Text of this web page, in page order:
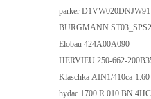
parker
BURGMANN
Elobau 424A00A090
HERVIEU 250-662-
Klaschka AIN1/410ca-
hydac 1700 R 010 BN